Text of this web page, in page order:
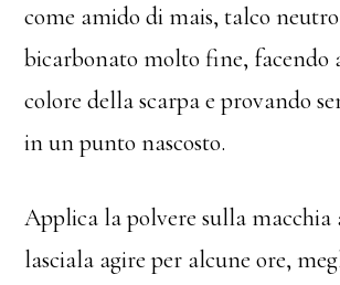
come amido di mais, talco
bicarbonato molto fine, facendo
colore della scarpa e provando
in un punto nascosto.
Applica la polvere sulla macchia
lasciala agire per alcune ore,